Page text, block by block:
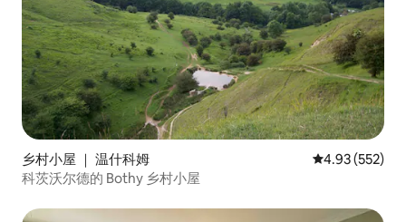
乡村小屋 ｜ 温什科姆 平均评分 4.93
4.93 (552)
科茨沃尔德的 Bothy 乡村小屋